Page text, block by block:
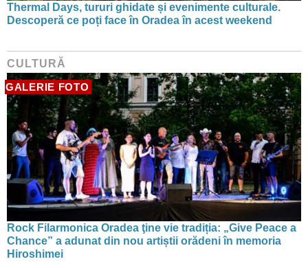
Thermal Days, tururi ghidate și evenimente culturale.
Descoperă ce poți face în Oradea în acest weekend
CULTURĂ
GALERIE FOTO
Rock Filarmonica Oradea ţine vie tradiția: „Give Peace a
Chance” a adunat din nou artiștii orădeni în memoria
Hiroshimei